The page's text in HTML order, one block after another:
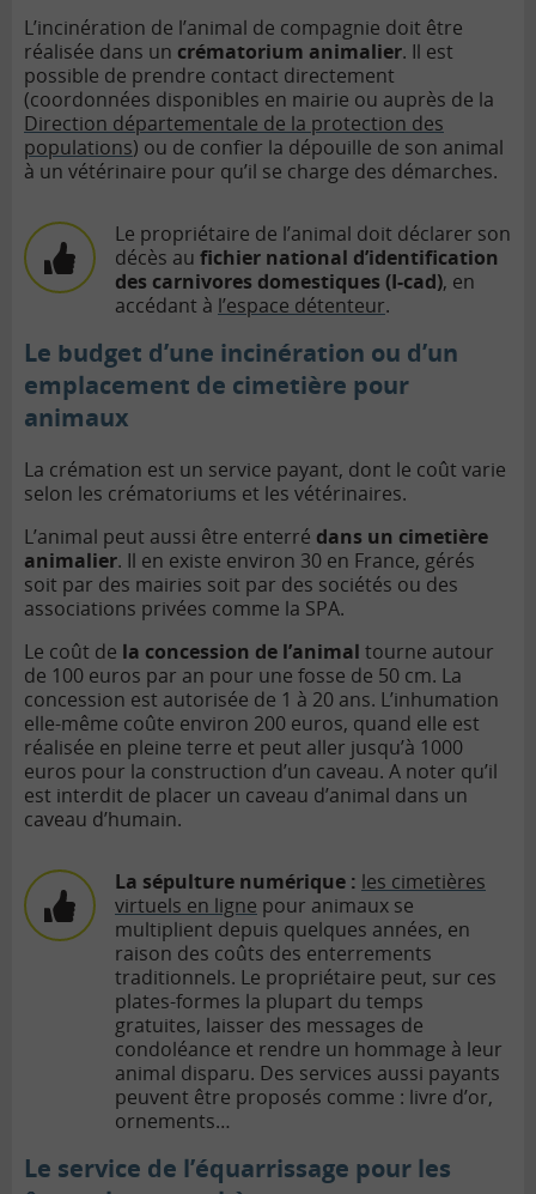
L’incinération de l’animal de compagnie doit être
réalisée dans un crématorium animalier. Il est
possible de prendre contact directement
(coordonnées disponibles en mairie ou auprès de la
Direction départementale de la protection des
populations) ou de confier la dépouille de son animal
à un vétérinaire pour qu’il se charge des démarches.
Le propriétaire de l’animal doit déclarer son
décès au fichier national d’identification
des carnivores domestiques (I-cad), en
accédant à l’espace détenteur.
Le budget d’une incinération ou d’un
emplacement de cimetière pour
animaux
La crémation est un service payant, dont le coût varie
selon les crématoriums et les vétérinaires.
L’animal peut aussi être enterré dans un cimetière
animalier. Il en existe environ 30 en France, gérés
soit par des mairies soit par des sociétés ou des
associations privées comme la SPA.
Le coût de la concession de l’animal tourne autour
de 100 euros par an pour une fosse de 50 cm. La
concession est autorisée de 1 à 20 ans. L’inhumation
elle-même coûte environ 200 euros, quand elle est
réalisée en pleine terre et peut aller jusqu’à 1000
euros pour la construction d’un caveau. A noter qu’il
est interdit de placer un caveau d’animal dans un
caveau d’humain.
La sépulture numérique : les cimetières
virtuels en ligne pour animaux se
multiplient depuis quelques années, en
raison des coûts des enterrements
traditionnels. Le propriétaire peut, sur ces
plates-formes la plupart du temps
gratuites, laisser des messages de
condoléance et rendre un hommage à leur
animal disparu. Des services aussi payants
peuvent être proposés comme : livre d’or,
ornements…
Le service de l’équarrissage pour les